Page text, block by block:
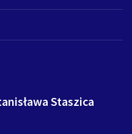
Staszica